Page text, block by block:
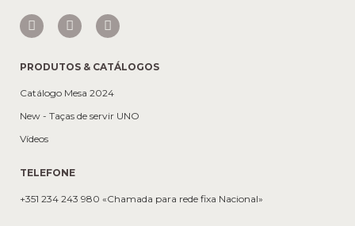
PRODUTOS & CATÁLOGOS
Catálogo Mesa 2024
New - Taças de servir UNO
Vídeos
TELEFONE
+351 234 243 980 «Chamada para rede fixa Nacional»